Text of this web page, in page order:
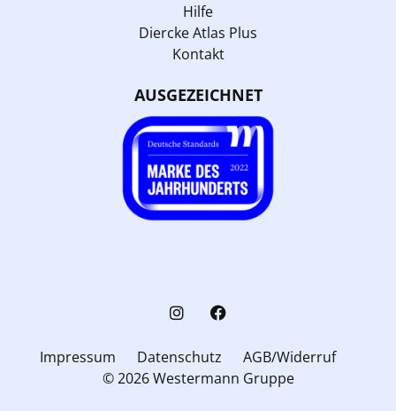
Hilfe
Diercke Atlas Plus
Kontakt
AUSGEZEICHNET
Impressum Datenschutz
AGB/Widerruf
© 2026 Westermann Gruppe